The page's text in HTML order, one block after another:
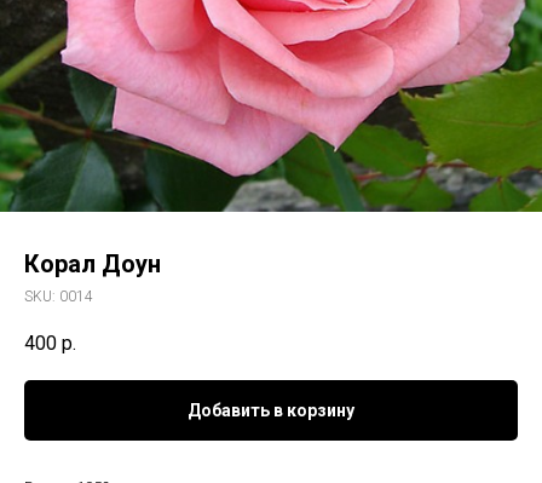
Корал Доун
SKU: 0014
400 р.
Добавить в корзину